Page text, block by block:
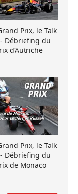
Prix, le Talk
Débriefing du
d’Autriche
Prix, le Talk
Débriefing du
de Monaco